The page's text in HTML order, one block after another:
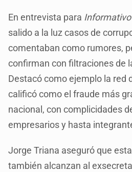
En entrevista para Informativo
salido a la luz casos de
comentaban como rumores,
confirman con filtraciones de
Destacó como ejemplo la red
calificó como el fraude más
nacional, con complicidades
empresarios y hasta
Jorge Triana aseguró que
también alcanzan al